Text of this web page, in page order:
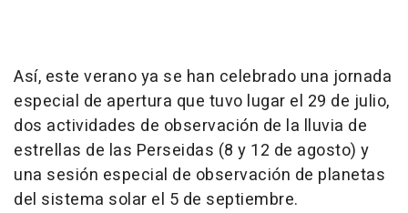
Así, este verano ya se han celebrado una jornada
especial de apertura que tuvo lugar el 29 de julio,
dos actividades de observación de la lluvia de
estrellas de las Perseidas (8 y 12 de agosto) y
una sesión especial de observación de planetas
del sistema solar el 5 de septiembre.